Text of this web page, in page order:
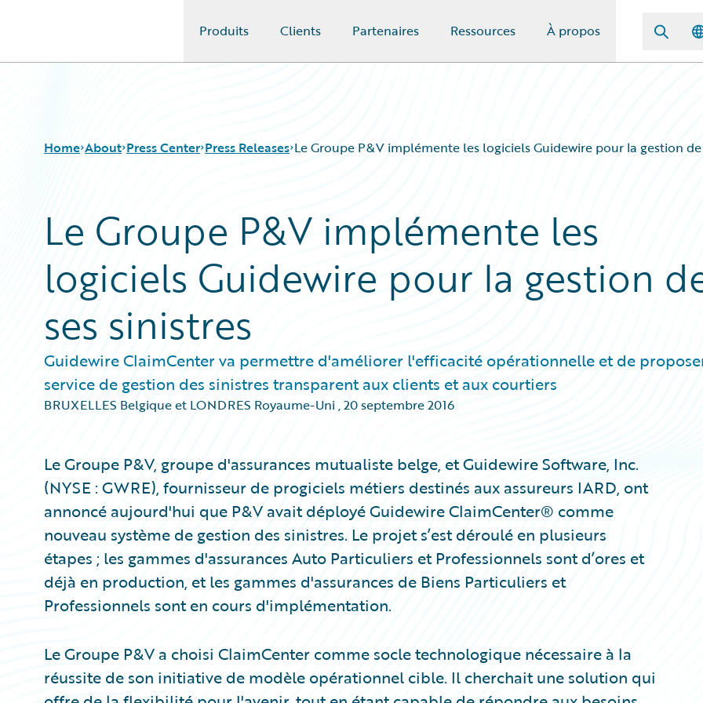
Produits Clients Partenaires Ressources À propos
Home About Press Center Press Releases Le Groupe P&V implémente les logiciels Guidewire pour la gestion de
Le Groupe P&V implémente les
logiciels Guidewire pour la gestion
ses sinistres
Guidewire ClaimCenter va permettre d'améliorer l'efficacité opérationnelle et de
service de gestion des sinistres transparent aux clients et aux courtiers
BRUXELLES Belgique et LONDRES Royaume-Uni ,20 septembre 2016
Le Groupe P&V, groupe d'assurances mutualiste belge, et Guidewire Software, Inc.
(NYSE : GWRE), fournisseur de progiciels métiers destinés aux assureurs IARD, ont
annoncé aujourd'hui que P&V avait déployé Guidewire ClaimCenter® comme
nouveau système de gestion des sinistres. Le projet s’est déroulé en plusieurs
étapes ; les gammes d'assurances Auto Particuliers et Professionnels sont d’ores et
déjà en production, et les gammes d'assurances de Biens Particuliers et
Professionnels sont en cours d'implémentation.
Le Groupe P&V a choisi ClaimCenter comme socle technologique nécessaire à la
réussite de son initiative de modèle opérationnel cible. Il cherchait une solution qui